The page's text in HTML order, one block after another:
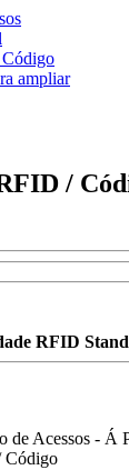
ampliar
/
RFID
de Acessos - Á
Código